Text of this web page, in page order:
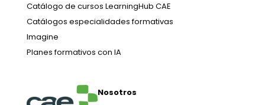
Catálogo de cursos LearningHub CAE
Catálogos especialidades formativas
Imagine
Planes formativos con IA
Nosotros